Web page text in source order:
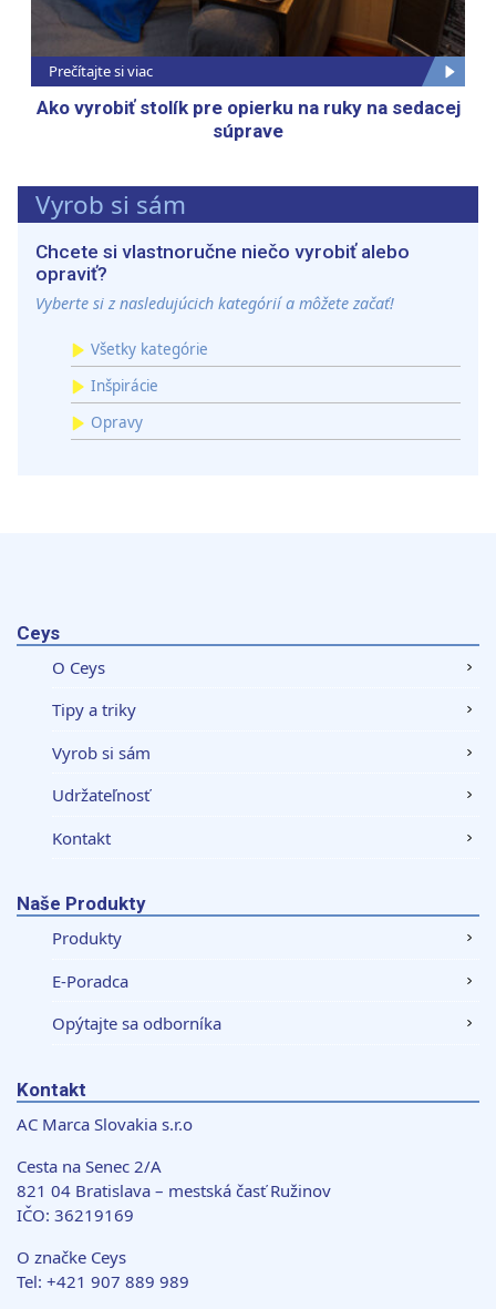
Prečítajte si viac
Ako vyrobiť stolík pre opierku na ruky na sedacej
súprave
Vyrob si sám
Chcete si vlastnoručne niečo vyrobiť alebo
opraviť?
Vyberte si z nasledujúcich kategórií a môžete začať!
Všetky kategórie
Inšpirácie
Opravy
Ceys
O Ceys
Tipy a triky
Vyrob si sám
Udržateľnosť
Kontakt
Naše Produkty
Produkty
E-Poradca
Opýtajte sa odborníka
Kontakt
AC Marca Slovakia s.r.o
Cesta na Senec 2/A
821 04 Bratislava – mestská časť Ružinov
IČO: 36219169
O značke Ceys
Tel: +421 907 889 989